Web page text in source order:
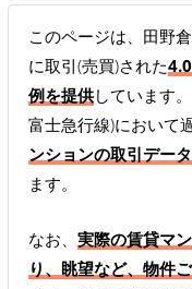
このページは、田野
に取引(売買)された
例を提供しています
富士急行線)において
ンションの取引デー
ます。
なお、 実際の賃貸マ
り、眺望など、物件